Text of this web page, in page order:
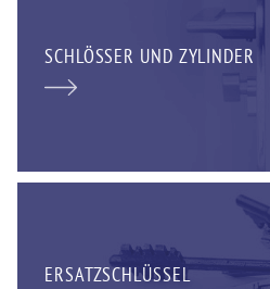
SCHLÖSSER UND ZYLINDER
ERSATZSCHLÜSSEL